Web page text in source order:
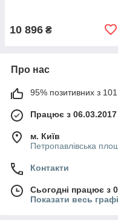
10 896 ₴
Про нас
95% позитивних з 101
Працює з 06.03.2017
м. Київ
Петропавлівська
Контакти
Сьогодні працює з
Показати весь